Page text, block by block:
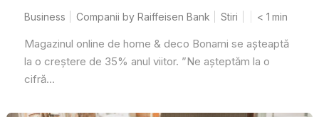
Business Companii by Raiffeisen Bank Stiri < 1 min
Magazinul online de home & deco Bonami se așteaptă
la o creștere de 35% anul viitor. ”Ne așteptăm la o
cifră...